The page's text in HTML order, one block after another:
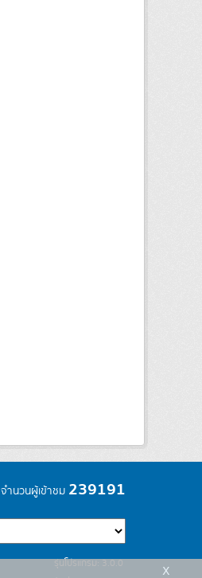
จำนวนผู้เข้าชม 239191
รุ่นโปรแกรม: 3.0.0
x